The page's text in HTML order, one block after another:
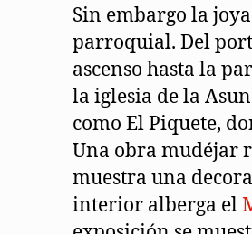
Sin embargo la
parroquial. Del
ascenso hasta la
la iglesia de la
como El Piquete,
Una obra mudéjar
muestra una
interior alberga el